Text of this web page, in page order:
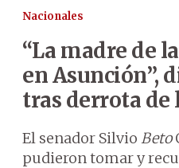
Nacionales
“La madre de
en Asunción”,
tras derrota de
El senador Silvio Beto
pudieron tomar y